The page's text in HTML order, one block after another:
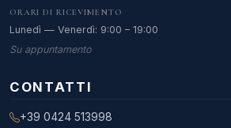
ORARI DI RICEVIMENTO
Lunedì — Venerdì: 9:00 – 19:00
Su appuntamento
CONTATTI
+39 0424 513998